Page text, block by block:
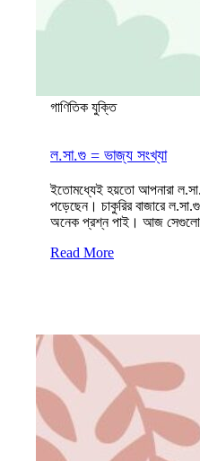
গাণিতিক যুক্তি
ল.সা.গু = ভাজ্য সংখ্যা
ইতোমধ্যেই হয়তো আপনারা
পড়েছেন। চাকুরির বাজারে
অনেক প্রশ্ন পাই। আজ সেগুলোর
Read More